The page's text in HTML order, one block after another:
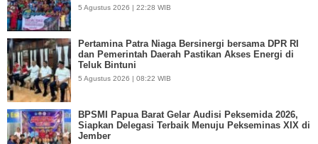
5 Agustus 2026 | 22:28 WIB
Pertamina Patra Niaga Bersinergi bersama DPR RI
dan Pemerintah Daerah Pastikan Akses Energi di
Teluk Bintuni
5 Agustus 2026 | 08:22 WIB
BPSMI Papua Barat Gelar Audisi Peksemida 2026,
Siapkan Delegasi Terbaik Menuju Pekseminas XIX di
Jember